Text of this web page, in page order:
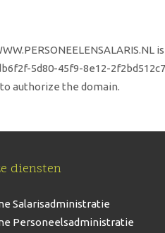
5d80-45f9-8e12-
authorize the domain.
diensten
Salarisadministratie
Personeelsadministratie